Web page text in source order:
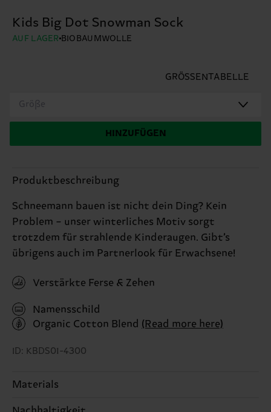
Kids Big Dot Snowman Sock
AUF LAGER BIOBAUMWOLLE
GRÖSSENTABELLE
Größe
HINZUFÜGEN
Produktbeschreibung
Schneemann bauen ist nicht dein Ding? Kein
Problem – unser winterliches Motiv sorgt
trotzdem für strahlende Kinderaugen. Gibt’s
übrigens auch im Partnerlook für Erwachsene!
Verstärkte Ferse & Zehen
Namensschild
Organic Cotton Blend (Read more here)
ID: KBDS01-4300
Materials